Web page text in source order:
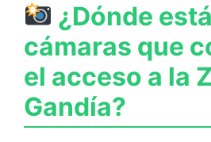
¿Dónde
cámaras que
el acceso a la
Gandía?